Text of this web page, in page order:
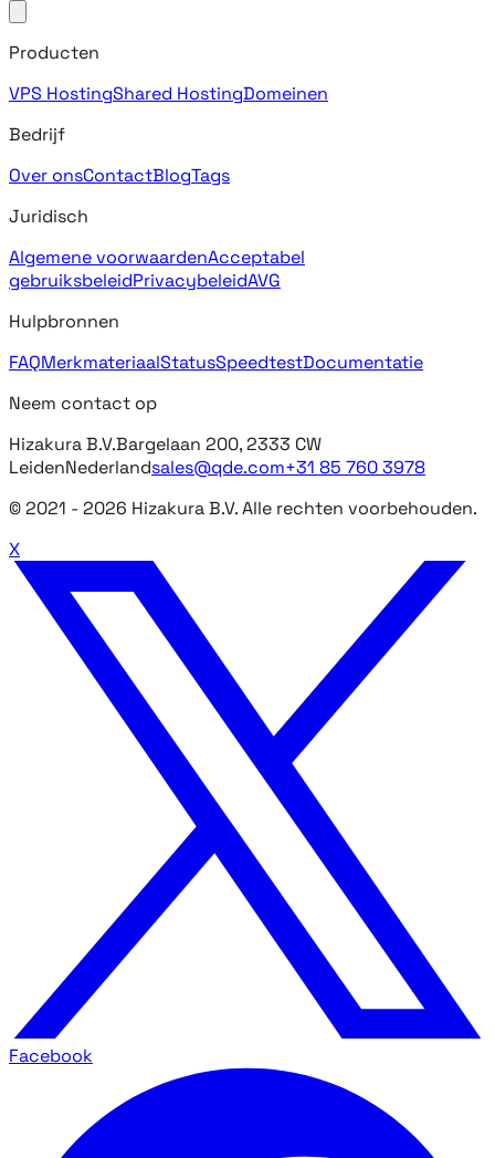
Producten
VPS HostingShared HostingDomeinen
Bedrijf
Over onsContactBlogTags
Juridisch
Algemene voorwaardenAcceptabel
gebruiksbeleidPrivacybeleidAVG
Hulpbronnen
FAQMerkmateriaalStatusSpeedtestDocumentatie
Neem contact op
Hizakura B.V.Bargelaan 200, 2333 CW
LeidenNederlandsales@qde.com+31 85 760 3978
© 2021 - 2026 Hizakura B.V. Alle rechten voorbehouden.
X
Facebook